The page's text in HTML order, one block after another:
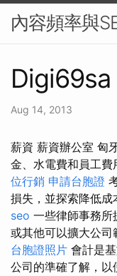
內容頻率與
Digi69sa
Aug 14, 2013
薪資 薪資辦公室 匈
金、水電費和員工
位行銷 申請台胞證
損失，並探索降低成
seo 一些律師事務所
或其他可以擴大公司
台胞證照片 會計是
公司的準確了解，以